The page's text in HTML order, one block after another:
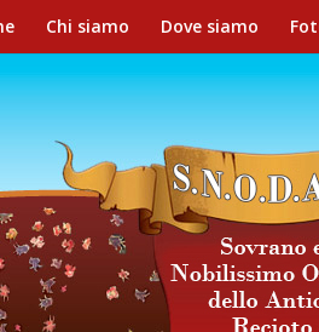
Chi siamo Dove siamo